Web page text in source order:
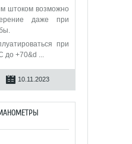
штоком возможно
даже при
при
до +70&d ...
10.11.2023